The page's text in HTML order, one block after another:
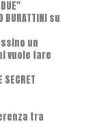
BURATTINI su
un
vuole fare
tra